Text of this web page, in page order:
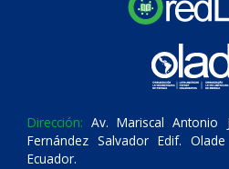
Dirección: Av. Mariscal Antonio
Fernández Salvador Edif.
Ecuador.